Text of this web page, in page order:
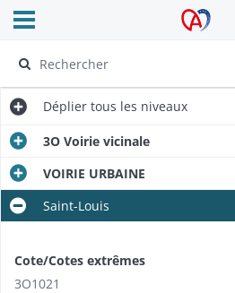
Archives Alsace
Ouvrir le menu déroulant
Déplier tous les niveaux
3O Voirie vicinale
VOIRIE URBAINE
Saint-Louis
Cote/Cotes extrêmes
3O1021